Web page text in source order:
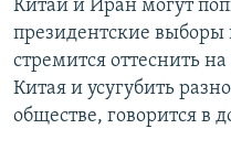
Китай и Иран могут
президентские
стремится оттеснить
Китая и усугубить
обществе, говорится в